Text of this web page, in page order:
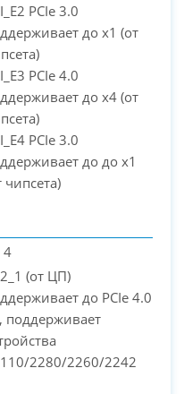
PCIe 3.0
до x1 (от
PCIe 4.0
до x4 (от
PCIe 3.0
до до x1
чипсета)
4
(от ЦП)
до PCIe 4.0
поддерживает
2280/2260/2242